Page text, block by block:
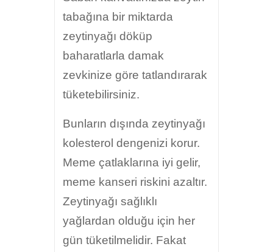
tabağına bir miktarda
zeytinyağı döküp
baharatlarla damak
zevkinize göre tatlandırarak
tüketebilirsiniz.
Bunların dışında zeytinyağı
kolesterol dengenizi korur.
Meme çatlaklarına iyi gelir,
meme kanseri riskini azaltır.
Zeytinyağı sağlıklı
yağlardan olduğu için her
gün tüketilmelidir. Fakat